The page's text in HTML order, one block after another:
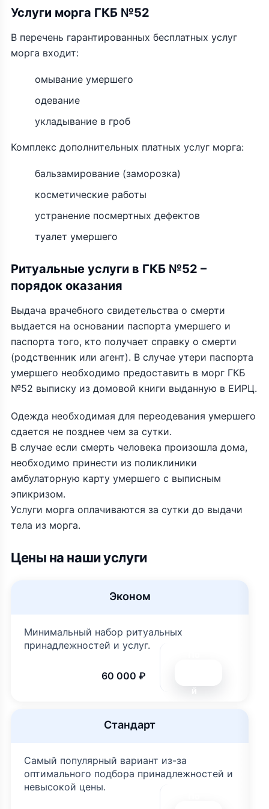
Услуги морга ГКБ №52
В перечень гарантированных бесплатных услуг
морга входит:
омывание умершего
одевание
укладывание в гроб
Комплекс дополнительных платных услуг морга:
бальзамирование (заморозка)
косметические работы
устранение посмертных дефектов
туалет умершего
Ритуальные услуги в ГКБ №52 –
порядок оказания
Выдача врачебного свидетельства о смерти
выдается на основании паспорта умершего и
паспорта того, кто получает справку о смерти
(родственник или агент). В случае утери паспорта
умершего необходимо предоставить в морг ГКБ
№52 выписку из домовой книги выданную в ЕИРЦ.
Одежда необходимая для переодевания умершего
сдается не позднее чем за сутки.
В случае если смерть человека произошла дома,
необходимо принести из поликлиники
амбулаторную карту умершего с выписным
эпикризом.
Услуги морга оплачиваются за сутки до выдачи
тела из морга.
Цены на наши услуги
Эконом
Минимальный набор ритуальных
принадлежностей и услуг.
60 000 ₽
й
Стандарт
Самый популярный вариант из-за
оптимального подбора принадлежностей и
невысокой цены.